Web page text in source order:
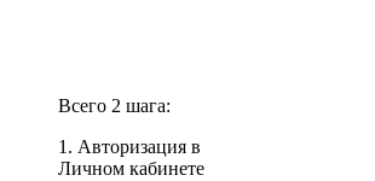
Всего 2 шага:
1. Авторизация в
Личном кабинете